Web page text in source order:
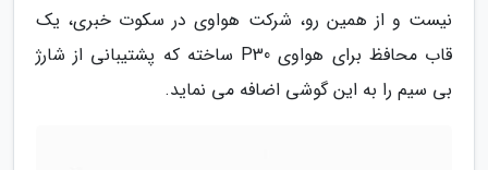
نیست و از همین رو، شرکت هواوی در سکوت خبری، یک
قاب محافظ برای هواوی P30 ساخته که پشتیبانی از شارژ
بی سیم را به این گوشی اضافه می نماید.